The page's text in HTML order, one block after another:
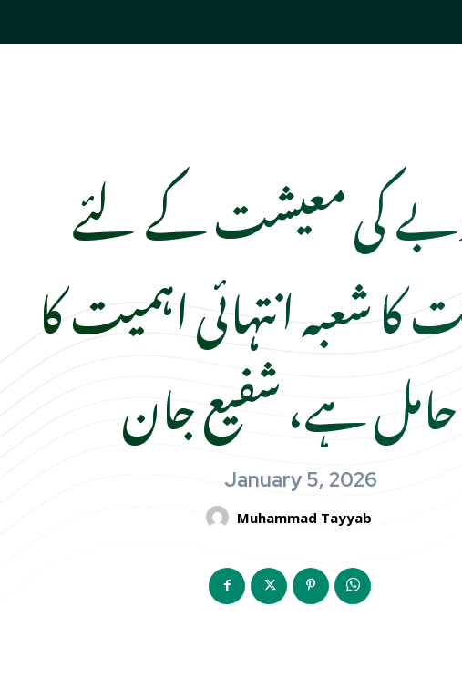
کی معیشت کے لئے
شعبہ انتہائی اہمیت کا
حامل ہے، شفیع جان
January 5, 2026
Muhammad Tayyab